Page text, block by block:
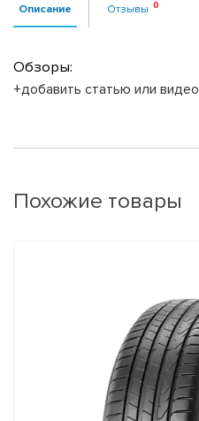
Описание Отзывы
Обзоры:
+добавить статью или видео
Похожие товары